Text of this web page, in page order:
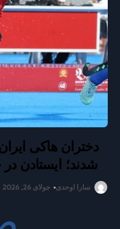
دختران هاکی
سارا اوحدی جولای 26, 2026